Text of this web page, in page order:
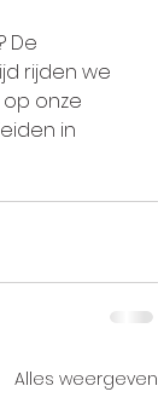
De
rijden we
onze
in
Alles weergeven